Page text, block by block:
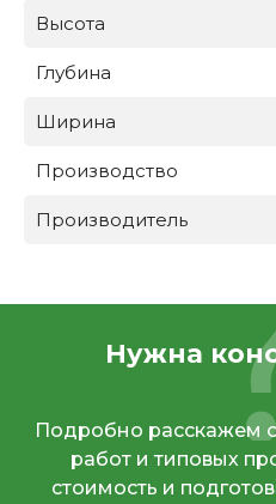
Высота
Глубина
Ширина
Производство
Производитель
Нужна
Подробно расскажем
работ и типовых
стоимость и